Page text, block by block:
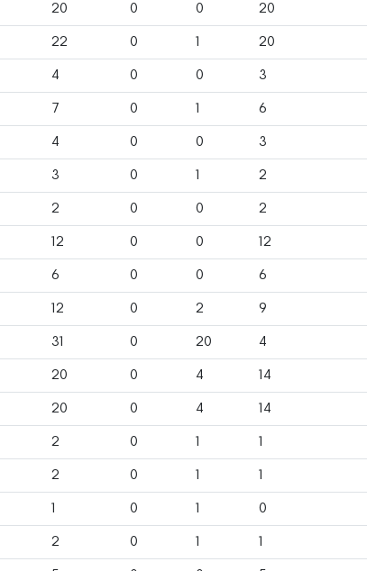
20 0 0 20
22 0 1 20
4 0 0 3
7 0 1 6
4 0 0 3
3 0 1 2
2 0 0 2
12 0 0 12
6 0 0 6
12 0 2 9
31 0 20 4
20 0 4 14
20 0 4 14
2 0 1 1
2 0 1 1
1 0 1 0
2 0 1 1